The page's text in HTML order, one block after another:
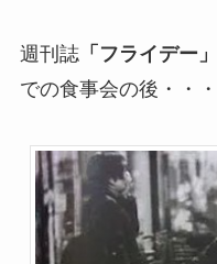
週刊誌「フライデー」
での食事会の後・・・